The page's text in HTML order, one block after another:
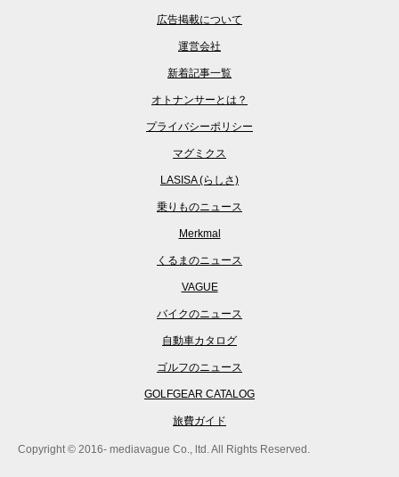
広告掲載について
運営会社
新着記事一覧
オトナンサーとは？
プライバシーポリシー
マグミクス
LASISA (らしさ)
乗りものニュース
Merkmal
くるまのニュース
VAGUE
バイクのニュース
自動車カタログ
ゴルフのニュース
GOLFGEAR CATALOG
旅費ガイド
Copyright © 2016- mediavague Co., ltd. All Rights Reserved.